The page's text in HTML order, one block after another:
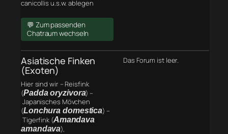
canicollis u.s.w. ablegen
💬 Zum passenden
Chatraum wechseln
Asiatische Finken
(Exoten)
Hier sind wir – Reisfink
(Padda oryzivora) –
Japanisches Mövchen
(Lonchura domestica) –
Tigerfink (Amandava
amandava),
Das Forum ist leer.